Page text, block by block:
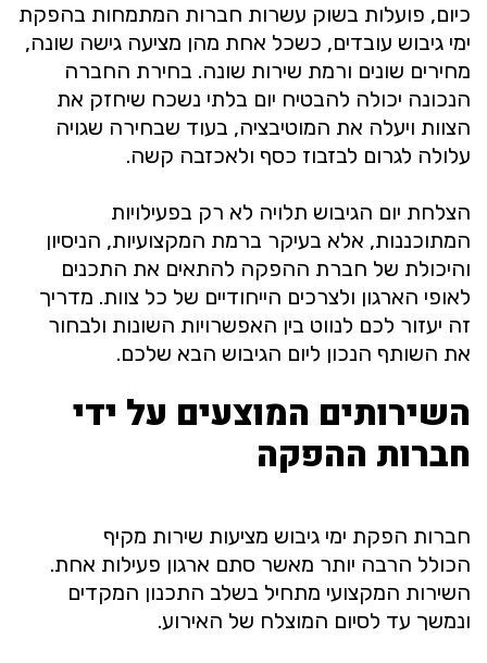
כיום, פועלות בשוק עשרות חברות המתמחות בהפקת
ימי גיבוש עובדים, כשכל אחת מהן מציעה גישה שונה,
מחירים שונים ורמת שירות שונה. בחירת החברה
הנכונה יכולה להבטיח יום בלתי נשכח שיחזק את
הצוות ויעלה את המוטיבציה, בעוד שבחירה שגויה
עלולה לגרום לבזבוז כסף ולאכזבה קשה.
הצלחת יום הגיבוש תלויה לא רק בפעילויות
המתוכננות, אלא בעיקר ברמת המקצועיות, הניסיון
והיכולת של חברת ההפקה להתאים את התכנים
לאופי הארגון ולצרכים הייחודיים של כל צוות. מדריך
זה יעזור לכם לנווט בין האפשרויות השונות ולבחור
את השותף הנכון ליום הגיבוש הבא שלכם.
השירותים המוצעים על ידי
חברות ההפקה
חברות הפקת ימי גיבוש מציעות שירות מקיף
הכולל הרבה יותר מאשר סתם ארגון פעילות אחת.
השירות המקצועי מתחיל בשלב התכנון המקדים
ונמשך עד לסיום המוצלח של האירוע.